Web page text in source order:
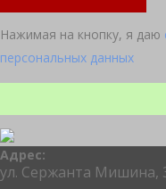
Нажимая на кнопку, я даю
персональных данных
Адрес:
ул. Сержанта Мишина,